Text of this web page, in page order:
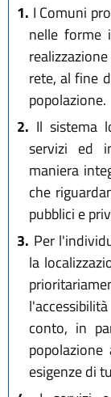
1. I Comuni
nelle forme
rete, al fine
popolazione.
2. Il sistema
servizi ed
maniera
che
pubblici e
3. Per
la
conto, in
esigenze di